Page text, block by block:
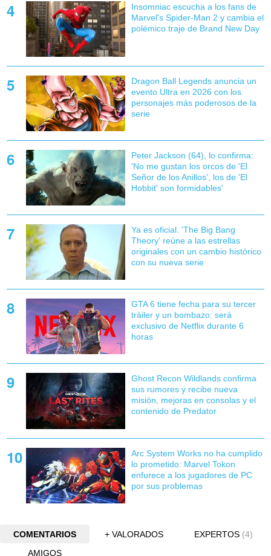
Insomniac escucha a los fans de
Marvel's Spider-Man 2 y cambia el
polémico traje de Brand New Day
Dragon Ball Legends anuncia un
evento Ultra en 2026 con los
personajes más poderosos de la
serie
Peter Jackson (64), lo confirma:
'No me gustan los orcos de 'El
Señor de los Anillos', los de 'El
Hobbit' son formidables'
Ya es oficial: 'The Big Bang
Theory' reúne a las estrellas
originales con un cambio histórico
con su nueva serie
GTA 6 tiene fecha para su tercer
tráiler y un bombazo: será
exclusivo de Netflix durante 6
horas
Ghost Recon Wildlands confirma
sus rumores y recibe nueva
misión, mejoras en consolas y el
contenido de Predator
Arc System Works no ha cumplido
lo prometido: Marvel Tokon
enfurece a los jugadores de PC
por sus problemas
COMENTARIOS + VALORADOS EXPERTOS (4)
AMIGOS